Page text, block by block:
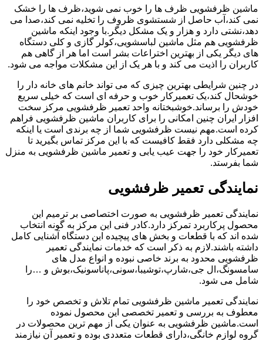
ماشین ظرفشویی ظرف ها را خوب نمی شوید،ظرف ها را خشک
نمی کند،آب حاصل از شستشوی ظروف را تخلیه نمی کند،صدا می
دهد،نشتی دارد و هزار و یک مشکل دیگر.با وجود اینکه ماشین
ظرفشویی هم مثل ماشین لباسشویی،کولر گازی و کلی دستگاه
های دیگر یکی از بهترین اختراعات بشر است اما هر از گاهی هم
کاربران را اذیت می کند و با هر یک از این مشکلات مواجه می شود.
در چنین شرایطی بهترین چیزی که می تواند خانم های خانه دار را
خوشحال کند،یک تعمیرکار خوب و حرفه ای است که خیلی سریع
خودش را برساند.خوشبختانه واحد تعمیر ظرفشویی مرکز سخت
افزار ایران چنین امکانی را برای کاربران ماشین ظرفشویی فراهم
کرده است.مهم نیست ظرفشویی شما از چه برندی است یا اینکه
چه مشکلی دارد فقط کافیست که با این مرکز تماس بگیرید تا
تعمیرکار خود را جهت عیب یابی و تعمیر ماشین ظرفشویی به منزل
شما بفرستد.
نمایندگی تعمیر ظرفشویی
نمایندگی تعمیر ظرفشویی به صورت اختصاصی بر ترمیم این
محصول پرکاربرد تمرکز دارد.کادر فنی این مرکز به گونه انتخاب
شده اند که با قطعات و بخش های پیچیده این دستگاه آشنایی کامل
داشته باشند.لازم به ذکر است که خدمات نمایندگی تعمیر
ظرفشویی محدود به برند خاصی نبوده و انواع مدل های
سامسونگ،ال جی،شارپ،توشیبا،سونی،پاناسونیک،بوش و …را
شامل می شود.
نمایندگی تعمیر ماشین ظرفشویی تمام تلاش و تخصص خود را
معطوف به بررسی و تعمیر تخصصی این محصول نموده
است.ماشین ظرفشویی به عنوان یکی از مهم ترین محصولات در
گروه لوازم خانگی،دارای قطعات متعددی بوده و تعمیر آن نیازمند